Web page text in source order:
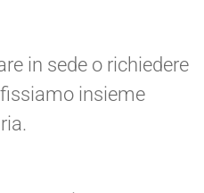
in sede o richiedere
insieme